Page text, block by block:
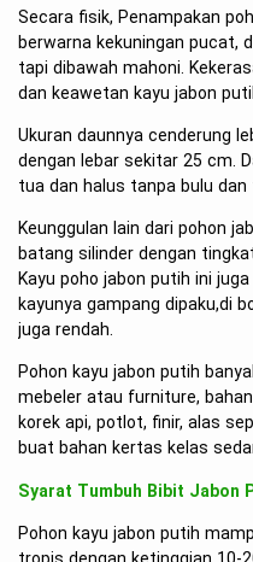
Secara fisik, Penampakan
berwarna kekuningan pucat,
tapi dibawah mahoni.
dan keawetan kayu jabon
Ukuran daunnya cenderung
dengan lebar sekitar 25 cm.
tua dan halus tanpa bulu
Keunggulan lain dari pohon
batang silinder dengan
Kayu poho jabon putih ini
kayunya gampang dipaku,di
juga rendah.
Pohon kayu jabon putih
mebeler atau furniture,
korek api, potlot, finir, alas
buat bahan kertas kelas
Syarat Tumbuh Bibit Jabon
Pohon kayu jabon putih
tropis dengan ketinggian 10-